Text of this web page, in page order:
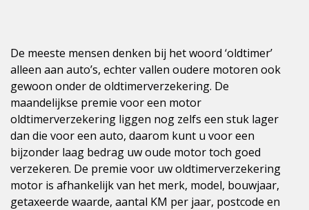
De meeste mensen denken bij het woord ‘oldtimer’
alleen aan auto’s, echter vallen oudere motoren ook
gewoon onder de oldtimerverzekering. De
maandelijkse premie voor een motor
oldtimerverzekering liggen nog zelfs een stuk lager
dan die voor een auto, daarom kunt u voor een
bijzonder laag bedrag uw oude motor toch goed
verzekeren. De premie voor uw oldtimerverzekering
motor is afhankelijk van het merk, model, bouwjaar,
getaxeerde waarde, aantal KM per jaar, postcode en